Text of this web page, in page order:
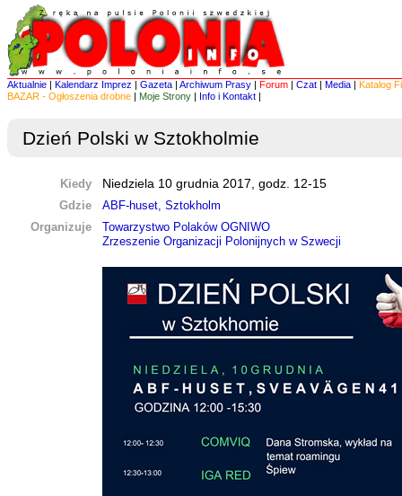
Aktualnie | Kalendarz Imprez | Gazeta | Archiwum Prasy | Forum | Czat | Media | Katalog
BAZAR - Ogłoszenia drobne | Moje Strony | Info i Kontakt |
Dzień Polski w Sztokholmie
Kiedy
Niedziela 10 grudnia 2017, godz. 12-15
Gdzie
ABF-huset, Sztokholm
Organizuje
Towarzystwo Polaków OGNIWO
Zrzeszenie Organizacji Polonijnych w Szwecji